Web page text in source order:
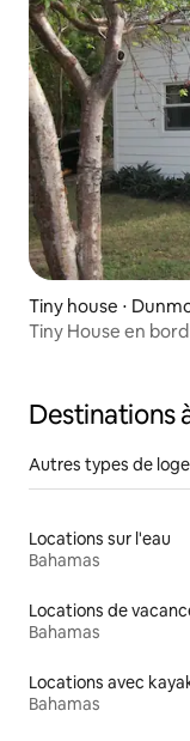
Tiny house ⋅
Tiny House en
Destinations
Autres types de
Locations sur l'eau
Bahamas
Bahamas
Locations avec
Bahamas